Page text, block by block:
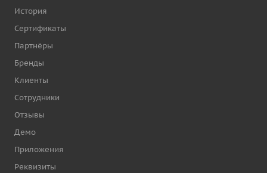
История
Сертификаты
Партнёры
Бренды
Клиенты
Сотрудники
Отзывы
Демо
Приложения
Реквизиты